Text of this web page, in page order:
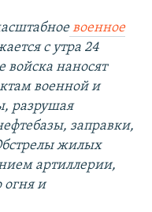
военное
с утра 24
войска наносят
военной и
разрушая
заправки,
жилых
артиллерии,
огня и